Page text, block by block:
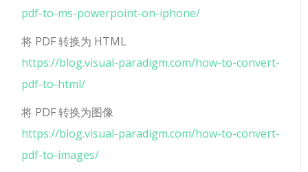
pdf-to-ms-powerpoint-on-iphone/
将 PDF 转换为 HTML
https://blog.visual-paradigm.com/how-to-convert-
pdf-to-html/
将 PDF 转换为图像
https://blog.visual-paradigm.com/how-to-convert-
pdf-to-images/